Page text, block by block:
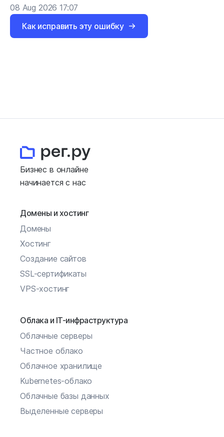
08 Aug 2026 17:07
Как исправить эту ошибку
Бизнес в онлайне
начинается с нас
Домены и хостинг
Домены
Хостинг
Создание сайтов
SSL-сертификаты
VPS-хостинг
Облака и IT-инфраструктура
Облачные серверы
Частное облако
Облачное хранилище
Kubernetes-облако
Облачные базы данных
Выделенные серверы